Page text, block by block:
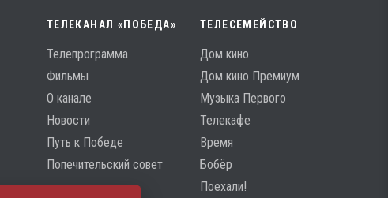
ТЕЛЕКАНАЛ «ПОБЕДА»
Телепрограмма
Фильмы
О канале
Новости
Путь к Победе
Попечительский совет
ТЕЛЕСЕМЕЙСТВО
Дом кино
Дом кино Премиум
Музыка Первого
Телекафе
Время
Бобёр
Поехали!